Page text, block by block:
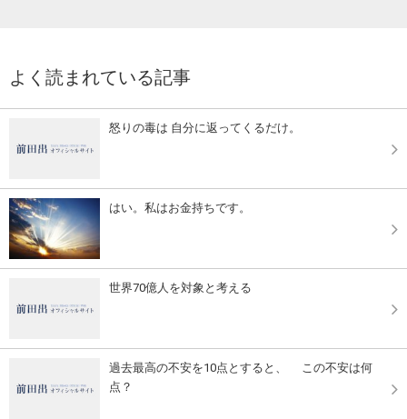
よく読まれている記事
怒りの毒は 自分に返ってくるだけ。
はい。私はお金持ちです。
世界70億人を対象と考える
過去最高の不安を10点とすると、 この不安は何
点？